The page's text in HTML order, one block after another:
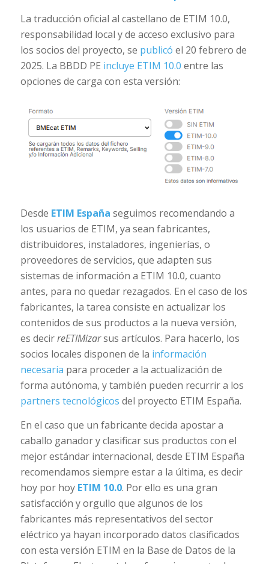
La traducción oficial al castellano de ETIM 10.0,
responsabilidad local y de acceso exclusivo para
los socios del proyecto, se publicó el 20 febrero de
2025. La BBDD PE incluye ETIM 10.0 entre las
opciones de carga con esta versión:
Desde ETIM España seguimos recomendando a
los usuarios de ETIM, ya sean fabricantes,
distribuidores, instaladores, ingenierías, o
proveedores de servicios, que adapten sus
sistemas de información a ETIM 10.0, cuanto
antes, para no quedar rezagados. En el caso de los
fabricantes, la tarea consiste en actualizar los
contenidos de sus productos a la nueva versión,
es decirreETIMizarsus artículos. Para hacerlo, los
socios locales disponen de la información
necesaria para proceder a la actualización de
forma autónoma, y también pueden recurrir a los
partners tecnológicos del proyecto ETIM España.
En el caso que un fabricante decida apostar a
caballo ganador y clasificar sus productos con el
mejor estándar internacional, desde ETIM España
recomendamos siempre estar a la última, es decir
hoy por hoy ETIM 10.0. Por ello es una gran
satisfacción y orgullo que algunos de los
fabricantes más representativos del sector
eléctrico ya hayan incorporado datos clasificados
con esta versión ETIM en la Base de Datos de la